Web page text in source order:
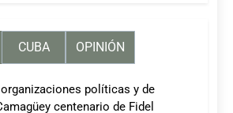
CUBA OPINIÓN
políticas y de
centenario de Fidel